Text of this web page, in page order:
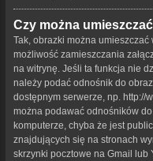
Czy można
Tak, obrazki można umieszczać
możliwość zamieszczania
na witrynę. Jeśli ta funkcja nie
należy podać odnośnik do
dostępnym serwerze, np. http://
można podawać odnośników
komputerze, chyba że jest
znajdujących się na stronach
skrzynki pocztowe na Gmail lub